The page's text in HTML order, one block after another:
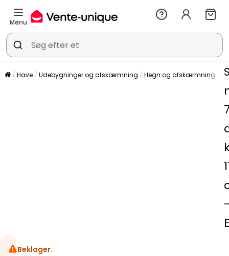
Menu
Have Udebygninger og afskærmning Hegn og afskærmning
Beklager.